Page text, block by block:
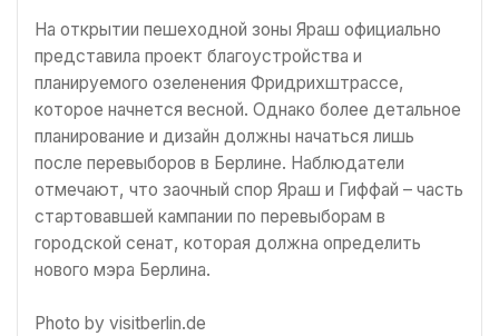
На открытии пешеходной зоны Яраш официально
представила проект благоустройства и
планируемого озеленения Фридрихштрассе,
которое начнется весной. Однако более детальное
планирование и дизайн должны начаться лишь
после перевыборов в Берлине. Наблюдатели
отмечают, что заочный спор Яраш и Гиффай – часть
стартовавшей кампании по перевыборам в
городской сенат, которая должна определить
нового мэра Берлина.
Photo by visitberlin.de